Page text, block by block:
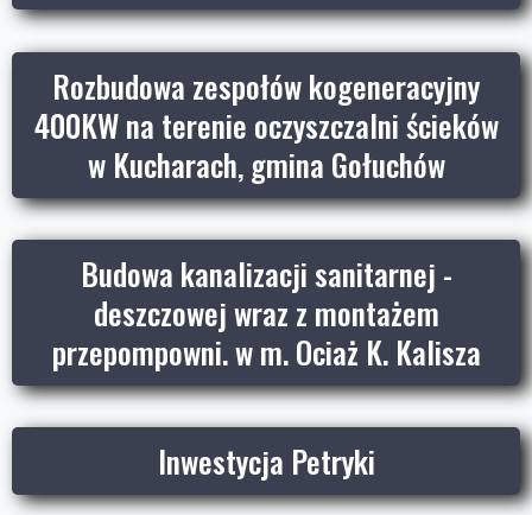
Rozbudowa zespołów kogeneracyjny
400KW na terenie oczyszczalni ścieków
w Kucharach, gmina Gołuchów
Budowa kanalizacji sanitarnej -
deszczowej wraz z montażem
przepompowni. w m. Ociaż K. Kalisza
Inwestycja Petryki